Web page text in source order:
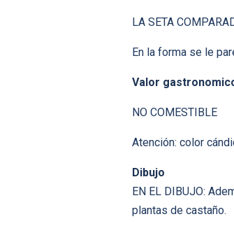
LA SETA
En la forma se le
Valor
NO COMESTIBLE
Atención: color
Dibujo
EN EL DIBUJO:
plantas de castaño.